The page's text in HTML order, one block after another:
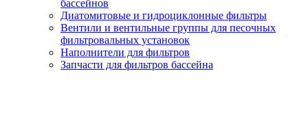
бассейнов
Диатомитовые и гидроциклонные фильтры
Вентили и вентильные группы для песочных
фильтровальных установок
Наполнители для фильтров
Запчасти для фильтров бассейна